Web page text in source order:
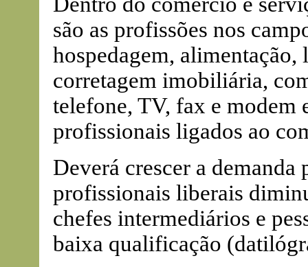
são as profissões nos
hospedagem, alimentação,
corretagem imobiliária,
telefone, TV, fax e modem
profissionais ligados ao
Deverá crescer a
profissionais liberais
chefes intermediários e
baixa qualificação